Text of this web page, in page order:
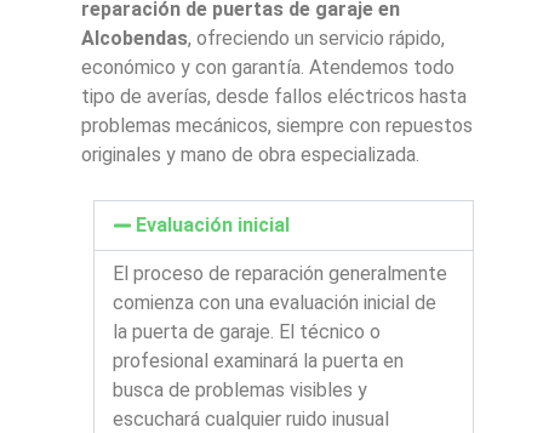
reparación de puertas de garaje en
Alcobendas, ofreciendo un servicio rápido,
económico y con garantía. Atendemos todo
tipo de averías, desde fallos eléctricos hasta
problemas mecánicos, siempre con repuestos
originales y mano de obra especializada.
Evaluación inicial
El proceso de reparación generalmente
comienza con una evaluación inicial de
la puerta de garaje. El técnico o
profesional examinará la puerta en
busca de problemas visibles y
escuchará cualquier ruido inusual